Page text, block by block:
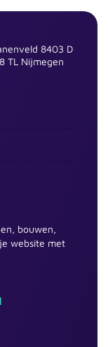
8403 D
TL Nijmegen
bouwen,
website met